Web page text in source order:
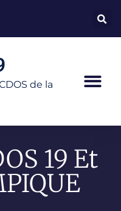
de la
19 Et